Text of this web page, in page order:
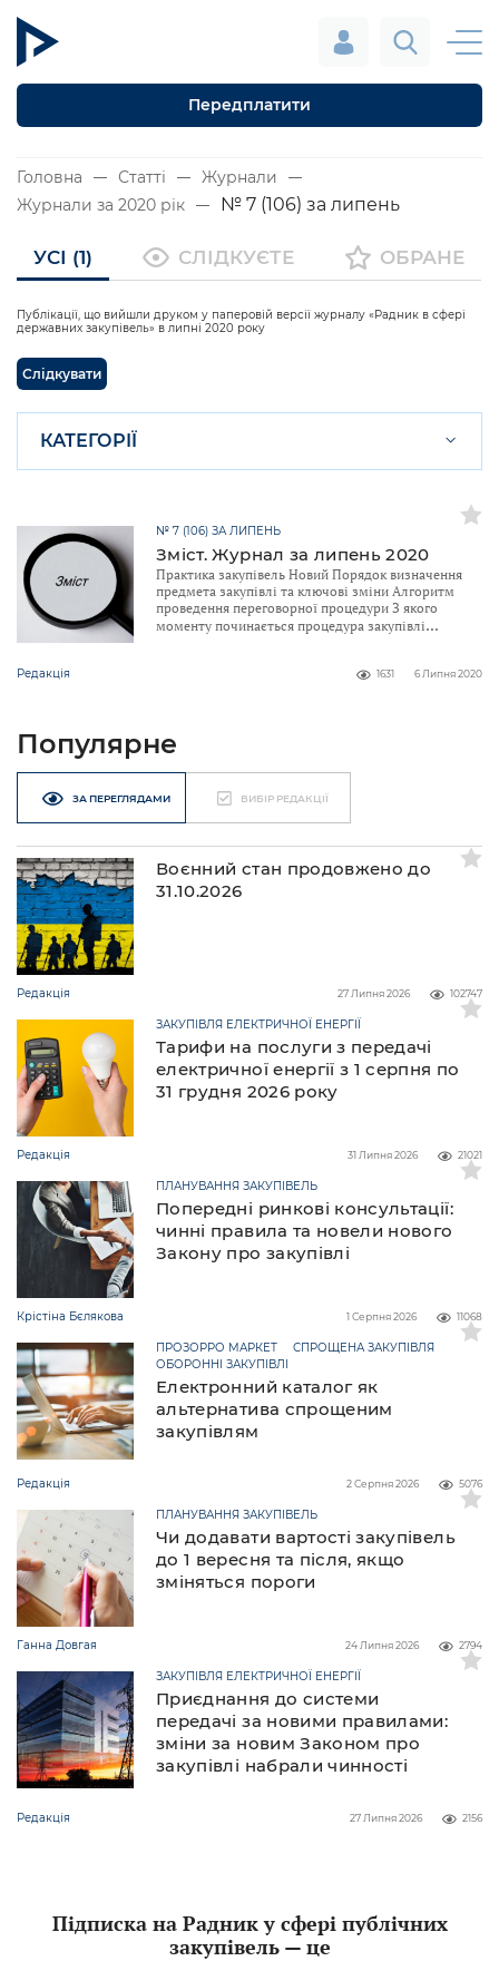
Передплатити
Головна Статті
Журнали
Журнали за 2020 рік
№ 7 (106) за липень
УСІ (1) СЛІДКУЄТЕ ОБРАНЕ
КАТЕГОРІЇ
Зміст. Журнал за липень 2020
№ 7 (106) ЗА ЛИПЕНЬ
Практика закупівель Новий Порядок визначення
предмета закупівлі та ключові зміни Алгоритм
проведення переговорної процедури З якого
моменту починається процедура закупівлі
Редакція 1631 6 Липня 2020
Публікації, що вийшли друком у паперовій версії журналу «Радник в сфері
державних закупівель» в липні 2020 року
Слідкувати
Популярне
ЗА ПЕРЕГЛЯДАМИ ВИБІР РЕДАКЦІЇ
Воєнний стан продовжено до
31.10.2026
Редакція 102747
27 Липня 2026
Тарифи на послуги з передачі
електричної енергії з 1 серпня по
31 грудня 2026 року
ЗАКУПІВЛЯ ЕЛЕКТРИЧНОЇ ЕНЕРГІЇ
Редакція 21021
31 Липня 2026
Попередні ринкові консультації:
чинні правила та новели нового
Закону про закупівлі
ПЛАНУВАННЯ ЗАКУПІВЕЛЬ
Крістіна Бєлякова 11068
1 Серпня 2026
Електронний каталог як
альтернатива спрощеним
закупівлям
ПРОЗОРРО МАРКЕТ
СПРОЩЕНА ЗАКУПІВЛЯ
ОБОРОННІ ЗАКУПІВЛІ
Редакція 5076
2 Серпня 2026
Чи додавати вартості закупівель
до 1 вересня та після, якщо
зміняться пороги
ПЛАНУВАННЯ ЗАКУПІВЕЛЬ
Ганна Довгая 2794
24 Липня 2026
Приєднання до системи
передачі за новими правилами:
зміни за новим Законом про
закупівлі набрали чинності
ЗАКУПІВЛЯ ЕЛЕКТРИЧНОЇ ЕНЕРГІЇ
Редакція 2156
27 Липня 2026
Підписка на Радник у сфері публічних
закупівель — це